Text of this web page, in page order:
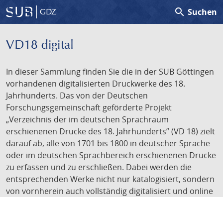
GDZ search Suchen
VD18 digital
In dieser Sammlung finden Sie die in der SUB Göttingen
vorhandenen digitalisierten Druckwerke des 18.
Jahrhunderts. Das von der Deutschen
Forschungsgemeinschaft geförderte Projekt
„Verzeichnis der im deutschen Sprachraum
erschienenen Drucke des 18. Jahrhunderts” (VD 18) zielt
darauf ab, alle von 1701 bis 1800 in deutscher Sprache
oder im deutschen Sprachbereich erschienenen Drucke
zu erfassen und zu erschließen. Dabei werden die
entsprechenden Werke nicht nur katalogisiert, sondern
von vornherein auch vollständig digitalisiert und online